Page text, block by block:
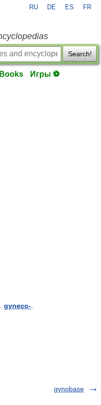
RU DE ES FR
Search!
Books Игры ⚽
gyneco-
gynobase